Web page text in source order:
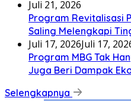
Juli 21, 2026
Program Revitalisasi
Saling Melengkapi
Juli 17, 2026Juli 17,
Program MBG Tak
Juga Beri Dampak
Selengkapnya